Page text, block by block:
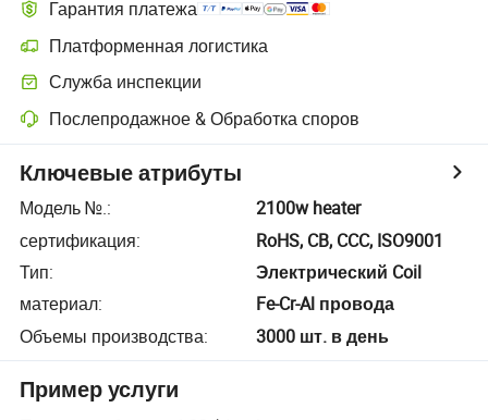
Гарантия платежа
Платформенная логистика
Служба инспекции
Послепродажное & Обработка споров
Ключевые атрибуты
Модель №.:
2100w heater
сертификация:
RoHS, CB, CCC, ISO9001
Тип:
Электрический Coil
материал:
Fe-Cr-Al провода
Объемы производства: 3000 шт. в день
Пример услуги